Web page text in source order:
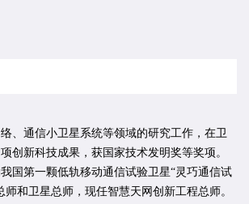
、通信小卫星系统等领域的研究工作，在卫
创新科技成果，获国家技术发明奖等奖项。
国第一颗低轨移动通信试验卫星“灵巧通信试
师和卫星总师，现任智慧天网创新工程总师。